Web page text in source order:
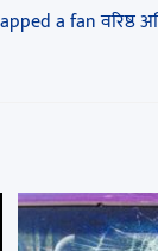
a fan वरिष्ठ